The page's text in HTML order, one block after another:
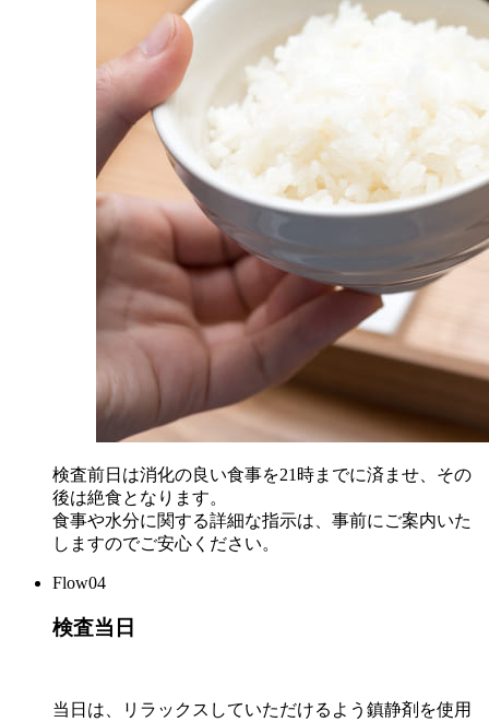
検査前日は消化の良い食事を21時までに済ませ、その
後は絶食となります。
食事や水分に関する詳細な指示は、事前にご案内いた
しますのでご安心ください。
Flow04
検査当日
当日は、リラックスしていただけるよう鎮静剤を使用